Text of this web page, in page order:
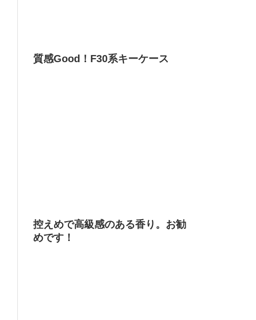
質感Good！F30系キーケース
控えめで高級感のある香り。お勧
めです！